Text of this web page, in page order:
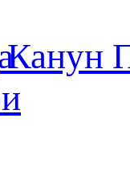
Канун